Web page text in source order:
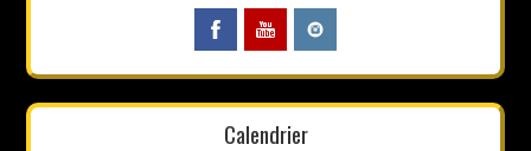
Calendrier